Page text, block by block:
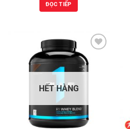
ĐỌC TIẾP
HẾT HÀNG